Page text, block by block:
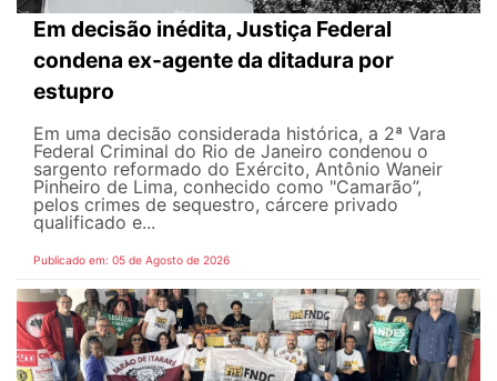
Em decisão inédita, Justiça Federal
condena ex-agente da ditadura por
estupro
Em uma decisão considerada histórica, a 2ª Vara
Federal Criminal do Rio de Janeiro condenou o
sargento reformado do Exército, Antônio Waneir
Pinheiro de Lima, conhecido como "Camarão”,
pelos crimes de sequestro, cárcere privado
qualificado e...
Publicado em: 05 de Agosto de 2026